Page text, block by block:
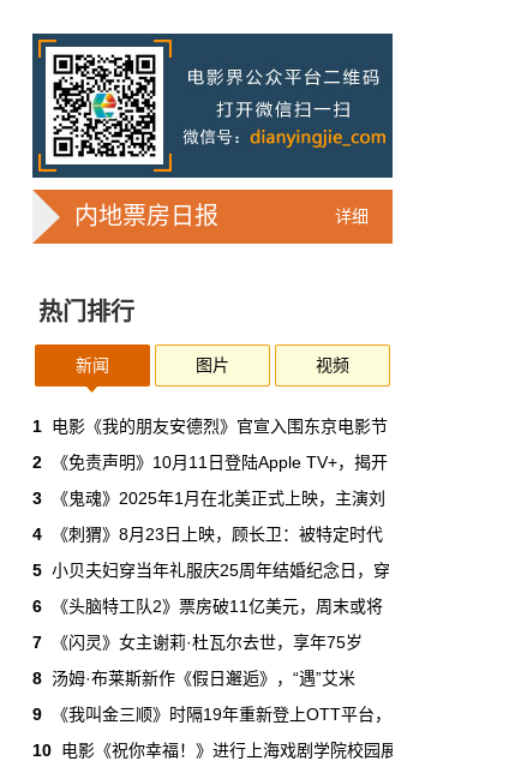
路
2025年，真人实拍微短剧的上线数量占比约
71%，AI微短剧不到30%。到了2026年第一季
度，这个比例完全倒挂——真人实拍跌到
32%，AI飙升到68%。
华策拿《西游记》赌AI那天，半个影视
一个做了几十年传统影视的头部公司，用这种
再是草根创业者的自嗨游戏，正规军来了。
本网原创
6月30日 11:34:00
7月1日起AI漫剧独立上户：30万以下
的，平台自己兜着
过去两年，AI漫剧用一种近乎无政府的方式，
吃掉了整个微短剧市场95%的产量，却几乎没
本网原创
6月29日 10:20:00 本网原创
详细
内地票房日报
热门排行
新闻 图片 视频
1 电影《我的朋友安德烈》官宣入围东京电影节
2
《免责声明》10月11日登陆Apple TV+，揭开
3
《鬼魂》2025年1月在北美正式上映，主演刘
4
《刺猬》8月23日上映，顾长卫：被特定时代
5 小贝夫妇穿当年礼服庆25周年结婚纪念日，穿
6
《头脑特工队2》票房破11亿美元，周末或将
7
《闪灵》女主谢莉·杜瓦尔去世，享年75岁
8 汤姆·布莱斯新作《假日邂逅》，“遇”艾米
9
《我叫金三顺》时隔19年重新登上OTT平台，
10 电影《祝你幸福！》进行上海戏剧学院校园展